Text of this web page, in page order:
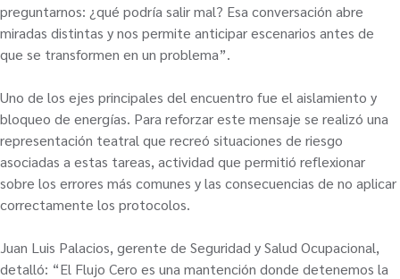
preguntarnos: ¿qué podría salir mal? Esa conversación abre
miradas distintas y nos permite anticipar escenarios antes de
que se transformen en un problema”.
Uno de los ejes principales del encuentro fue el aislamiento y
bloqueo de energías. Para reforzar este mensaje se realizó una
representación teatral que recreó situaciones de riesgo
asociadas a estas tareas, actividad que permitió reflexionar
sobre los errores más comunes y las consecuencias de no aplicar
correctamente los protocolos.
Juan Luis Palacios, gerente de Seguridad y Salud Ocupacional,
detalló: “El Flujo Cero es una mantención donde detenemos la